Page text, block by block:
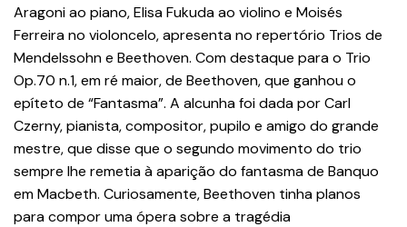
Aragoni ao piano, Elisa Fukuda ao violino e Moisés
Ferreira no violoncelo, apresenta no repertório Trios de
Mendelssohn e Beethoven. Com destaque para o Trio
Op.70 n.1, em ré maior, de Beethoven, que ganhou o
epíteto de “Fantasma”. A alcunha foi dada por Carl
Czerny, pianista, compositor, pupilo e amigo do grande
mestre, que disse que o segundo movimento do trio
sempre lhe remetia à aparição do fantasma de Banquo
em Macbeth. Curiosamente, Beethoven tinha planos
para compor uma ópera sobre a tragédia